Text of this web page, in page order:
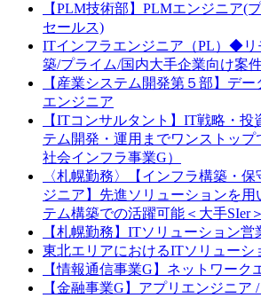
【PLM技術部】PLMエンジニア(
セールス)
ITインフラエンジニア（PL）◆リ
築/プライム/国内大手企業向け案
【産業システム開発第５部】デ
エンジニア
【ITコンサルタント】IT戦略・投
テム開発・運用までワンストップ
社会インフラ事業G）
〈札幌勤務〉【インフラ構築・
ジニア】先進ソリューションを用
テム構築での活躍可能＜大手SIer＞
【札幌勤務】ITソリューション営
東北エリアにおけるITソリューシ
【情報通信事業G】ネットワーク
【金融事業G】アプリエンジニア